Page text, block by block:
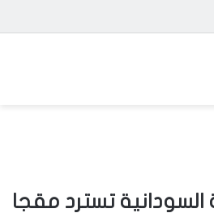
السودانية تسترد مقجا